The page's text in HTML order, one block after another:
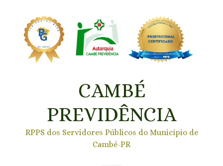
CAMBÉ
PREVIDÊNCIA
RPPS dos Servidores Públicos do Município de
Cambé-PR